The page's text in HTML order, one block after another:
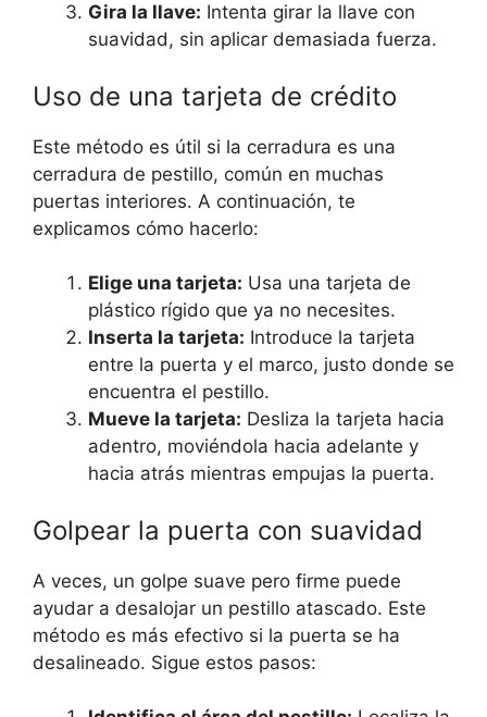
Gira la llave: Intenta girar la llave con
suavidad, sin aplicar demasiada fuerza.
Uso de una tarjeta de crédito
Este método es útil si la cerradura es una
cerradura de pestillo, común en muchas
puertas interiores. A continuación, te
explicamos cómo hacerlo:
Elige una tarjeta: Usa una tarjeta de
plástico rígido que ya no necesites.
Inserta la tarjeta: Introduce la tarjeta
entre la puerta y el marco, justo donde se
encuentra el pestillo.
Mueve la tarjeta: Desliza la tarjeta hacia
adentro, moviéndola hacia adelante y
hacia atrás mientras empujas la puerta.
Golpear la puerta con suavidad
A veces, un golpe suave pero firme puede
ayudar a desalojar un pestillo atascado. Este
método es más efectivo si la puerta se ha
desalineado. Sigue estos pasos: